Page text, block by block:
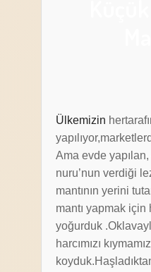
Ülkemizin
Ama evde
nuru’nun verdiği
mantının yerini
mantı yapmak için
yoğurduk
harcımızı